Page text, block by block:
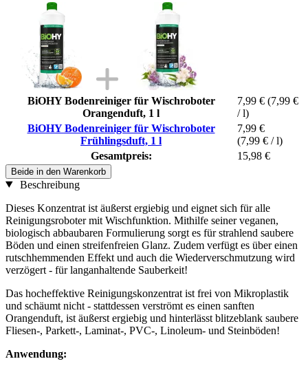
BiOHY Bodenreiniger für Wischroboter
Orangenduft, 1 l
7,99 € (7,99 €
/ l)
BiOHY Bodenreiniger für Wischroboter
Frühlingsduft, 1 l
7,99 €
(7,99 € / l)
Gesamtpreis:
15,98 €
Beide in den Warenkorb
Beschreibung
Dieses Konzentrat ist äußerst ergiebig und eignet sich für alle
Reinigungsroboter mit Wischfunktion. Mithilfe seiner veganen,
biologisch abbaubaren Formulierung sorgt es für strahlend saubere
Böden und einen streifenfreien Glanz. Zudem verfügt es über einen
rutschhemmenden Effekt und auch die Wiederverschmutzung wird
verzögert - für langanhaltende Sauberkeit!
Das hocheffektive Reinigungskonzentrat ist frei von Mikroplastik
und schäumt nicht - stattdessen verströmt es einen sanften
Orangenduft, ist äußerst ergiebig und hinterlässt blitzeblank saubere
Fliesen-, Parkett-, Laminat-, PVC-, Linoleum- und Steinböden!
Anwendung: